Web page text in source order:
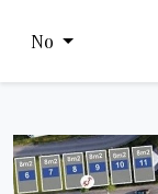
No